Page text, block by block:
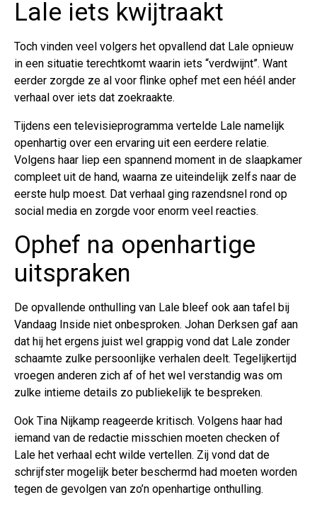
Lale iets kwijtraakt
Toch vinden veel volgers het opvallend dat Lale opnieuw
in een situatie terechtkomt waarin iets “verdwijnt”. Want
eerder zorgde ze al voor flinke ophef met een héél ander
verhaal over iets dat zoekraakte.
Tijdens een televisieprogramma vertelde Lale namelijk
openhartig over een ervaring uit een eerdere relatie.
Volgens haar liep een spannend moment in de slaapkamer
compleet uit de hand, waarna ze uiteindelijk zelfs naar de
eerste hulp moest. Dat verhaal ging razendsnel rond op
social media en zorgde voor enorm veel reacties.
Ophef na openhartige
uitspraken
De opvallende onthulling van Lale bleef ook aan tafel bij
Vandaag Inside niet onbesproken. Johan Derksen gaf aan
dat hij het ergens juist wel grappig vond dat Lale zonder
schaamte zulke persoonlijke verhalen deelt. Tegelijkertijd
vroegen anderen zich af of het wel verstandig was om
zulke intieme details zo publiekelijk te bespreken.
Ook Tina Nijkamp reageerde kritisch. Volgens haar had
iemand van de redactie misschien moeten checken of
Lale het verhaal echt wilde vertellen. Zij vond dat de
schrijfster mogelijk beter beschermd had moeten worden
tegen de gevolgen van zo’n openhartige onthulling.